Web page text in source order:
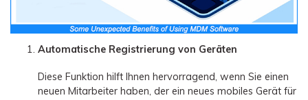
Automatische Registrierung von Geräten
Diese Funktion hilft Ihnen hervorragend, wenn Sie einen
neuen Mitarbeiter haben, der ein neues mobiles Gerät für